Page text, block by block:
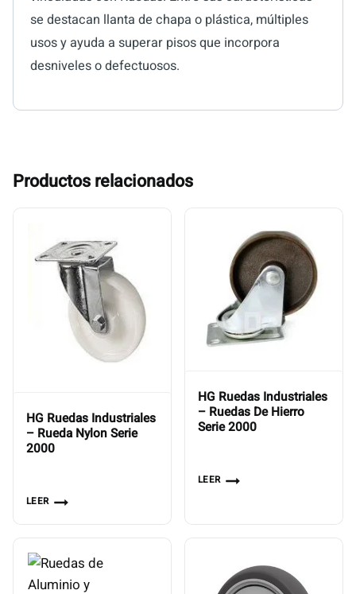
se destacan llanta de chapa o plástica, múltiples
usos y ayuda a superar pisos que incorpora
desniveles o defectuosos.
Productos relacionados
HG Ruedas Industriales
– Rueda Nylon Serie
2000
LEER
HG Ruedas Industriales
– Ruedas De Hierro
Serie 2000
LEER